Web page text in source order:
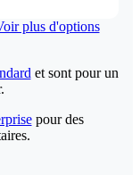
plus d'options
et sont pour un
pour des